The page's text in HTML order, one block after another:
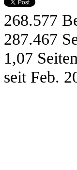
268.577
287.467
1,07
seit Feb.